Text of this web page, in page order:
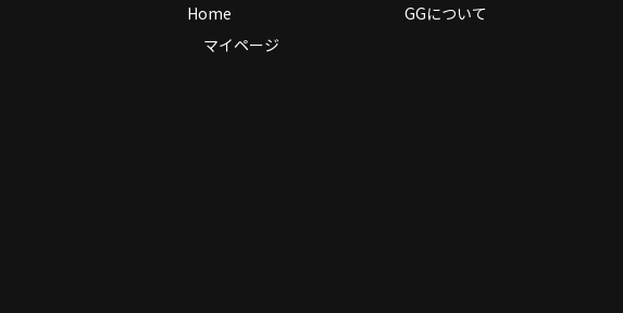
Home
マイページ
GGについて